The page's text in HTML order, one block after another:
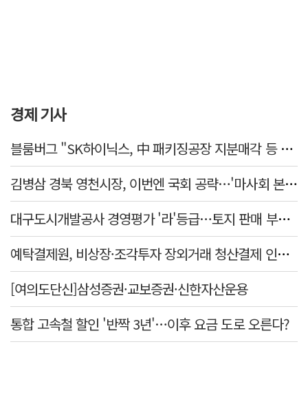
경제 기사
블룸버그 "SK하이닉스, 中 패키징공장 지분매각 등 검토"
김병삼 경북 영천시장, 이번엔 국회 공략…'마사회 본사 이전·광역교통망 확충' 요청
대구도시개발공사 경영평가 '라'등급…토지 판매 부진에 1년 만에 두 단계 '뚝'
예탁결제원, 비상장·조각투자 장외거래 청산결제 인프라 구축 착수…연내 가동
[여의도단신]삼성증권·교보증권·신한자산운용
통합 고속철 할인 '반짝 3년'…이후 요금 도로 오른다?